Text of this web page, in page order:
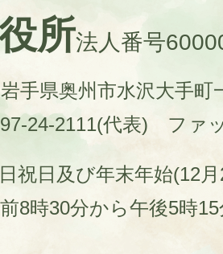
所法人番号
手県奥州市水沢大手町
24-2111(代表)
ファ
祝日及び年末年始(12
8時30分から午後5時